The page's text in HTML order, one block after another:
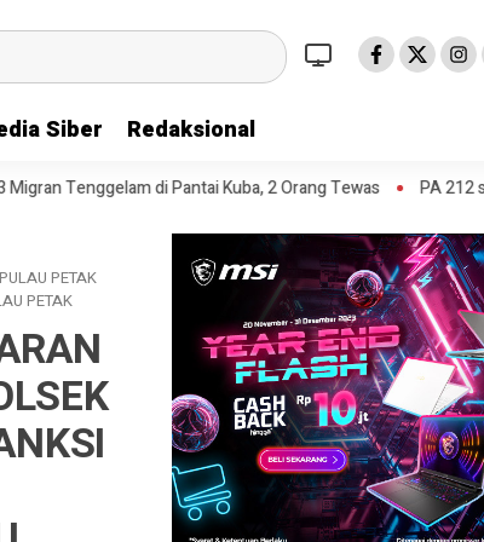
Siber Redaksional
Pantai Kuba, 2 Orang Tewas PA 212 soal Polisi Halangi
PETAK
PETAK